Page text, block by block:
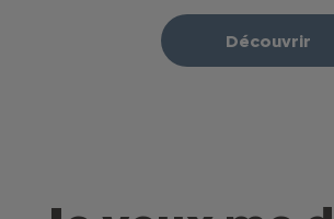
Découvrir